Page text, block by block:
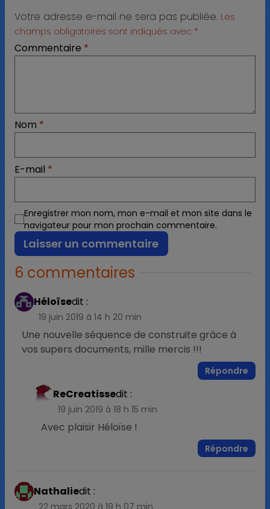
Votre adresse e-mail ne sera pas publiée. Les
champs obligatoires sont indiqués avec *
Commentaire *
Nom *
E-mail *
Enregistrer mon nom, mon e-mail et mon site dans le
navigateur pour mon prochain commentaire.
6 commentaires
Héloïsedit :
19 juin 2019 à 14 h 20 min
Une nouvelle séquence de construite grâce à
vos supers documents, mille mercis !!!
Répondre
ReCreatissedit :
19 juin 2019 à 18 h 15 min
Avec plaisir Héloïse !
Répondre
Nathaliedit :